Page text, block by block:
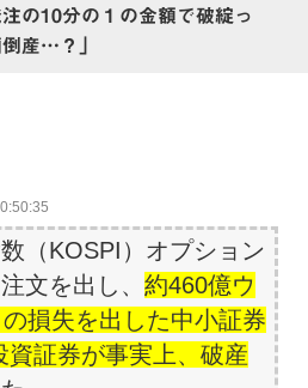
注の10分の１の金額で破綻っ
産…？」
（KOSPI）オプション
文を出し、 約460億ウ
損失を出した中小証券
資証券が事実上、破産